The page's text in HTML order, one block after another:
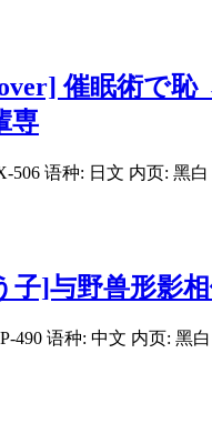
催眠術で恥
専
506 语种: 日文 内页: 黑
子]与野兽形影
490 语种: 中文 内页: 黑